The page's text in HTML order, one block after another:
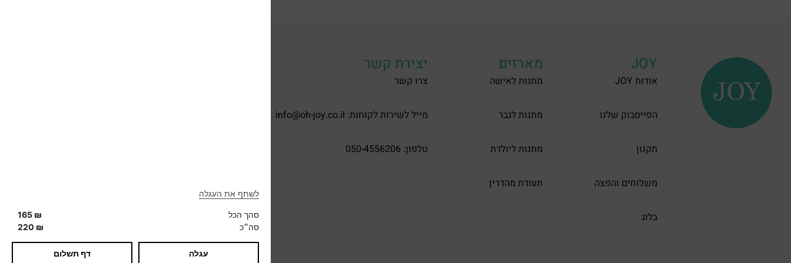
JOY
אודות JOY
הפייסבוק שלנו
תקנון
משלוחים והפצה
בלוג
מארזים
מתנות לאישה
מתנות לגבר
מתנות ליולדת
תעודת מהדרין
יצירת קשר
צרו קשר
מייל לשירות לקוחות: info@oh-joy.co.il
טלפון: 050-4556206
לשתף את העגלה
סהך הכל 165 ₪
סה״כ
220 ₪
עגלה דף תשלום